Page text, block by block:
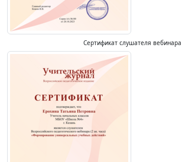
Сертификат слушателя вебинара